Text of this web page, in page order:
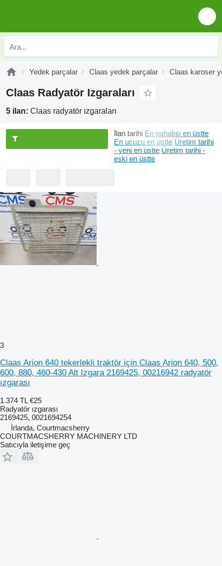
Yedek parçalar Claas yedek parçalar Claas karoser
Claas Radyatör Izgaraları
5 ilan: Claas radyatör ızgaraları
İlan tarihi En pahalısı en üstte
En ucuzu en üstte Üretim tarihi
- yeni en üstte Üretim tarihi -
eski en üstte
3
Claas Arion 640 tekerlekli traktör için Claas Arion 640, 500,
600, 880, 460-430 Alt Izgara 2169425, 00216942 radyatör
ızgarası
1.374 TL €25
Radyatör ızgarası
2169425, 0021694254
İrlanda, Courtmacsherry
COURTMACSHERRY MACHINERY LTD
Satıcıyla iletişime geç